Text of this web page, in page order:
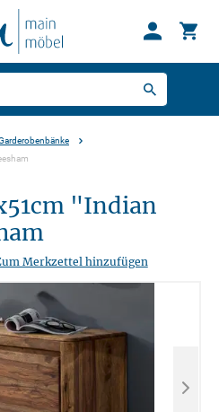
"Indian
Merkzettel hinzufügen